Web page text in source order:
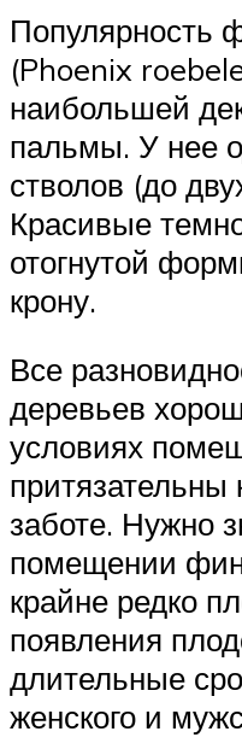
Популярность
(Phoenix
наибольшей
пальмы. У нее
стволов (до
Красивые
отогнутой
крону.
Все
деревьев
условиях
притязательны
заботе. Нужно
помещении
крайне редко
появления
длительные
женского и